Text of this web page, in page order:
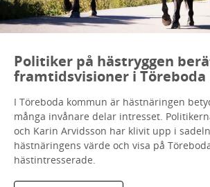
Politiker på hästryggen
framtidsvisioner i
I Töreboda kommun är hästnäringen
många invånare delar intresset.
och Karin Arvidsson har klivit upp i
hästnäringens värde och visa på
hästintresserade.